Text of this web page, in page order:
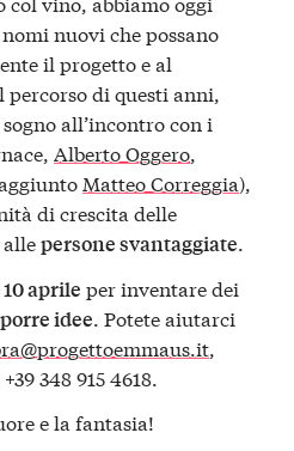
nuovi che possano
il progetto e al
percorso di questi anni,
all’incontro con i
Alberto Oggero,
Matteo Correggia),
di crescita delle
allepersone svantaggiate.
aprile per inventare dei
idee . Potete aiutarci
348 915 4618.
e la fantasia!